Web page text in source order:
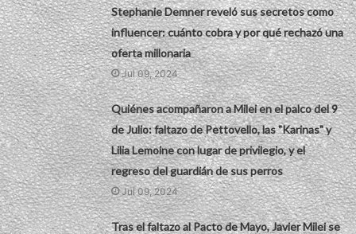
Stephanie Demner reveló sus secretos como
influencer: cuánto cobra y por qué rechazó una
oferta millonaria
Jul 09, 2024
Quiénes acompañaron a Milei en el palco del 9
de Julio: faltazo de Pettovello, las "Karinas" y
Lilia Lemoine con lugar de privilegio, y el
regreso del guardián de sus perros
Jul 09, 2024
Tras el faltazo al Pacto de Mayo, Javier Milei se